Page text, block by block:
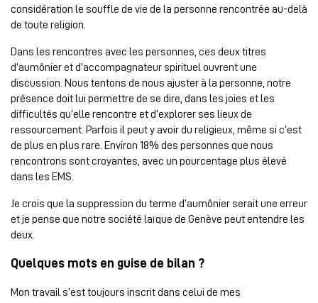
considération le souffle de vie de la personne rencontrée au-delà
de toute religion.
Dans les rencontres avec les personnes, ces deux titres
d’aumônier et d’accompagnateur spirituel ouvrent une
discussion. Nous tentons de nous ajuster à la personne, notre
présence doit lui permettre de se dire, dans les joies et les
difficultés qu’elle rencontre et d’explorer ses lieux de
ressourcement. Parfois il peut y avoir du religieux, même si c’est
de plus en plus rare. Environ 18% des personnes que nous
rencontrons sont croyantes, avec un pourcentage plus élevé
dans les EMS.
Je crois que la suppression du terme d’aumônier serait une erreur
et je pense que notre société laïque de Genève peut entendre les
deux.
Quelques mots en guise de bilan ?
Mon travail s’est toujours inscrit dans celui de mes